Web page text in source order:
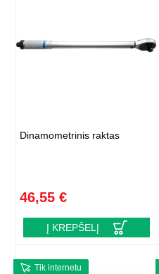
Dinamometrinis raktas
46,55 €
Į KREPŠELĮ
Tik internetu